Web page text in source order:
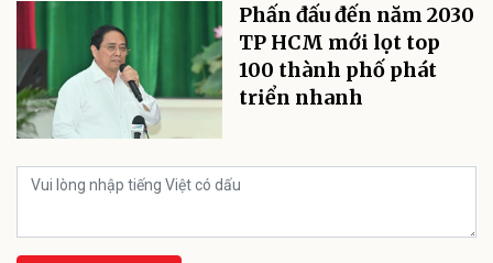
Phấn đấu đến năm 2030
TP HCM mới lọt top
100 thành phố phát
triển nhanh